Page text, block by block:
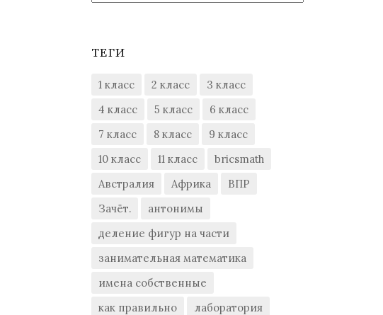
ТЕГИ
1 класс 2 класс
3 класс
4 класс
5 класс
6 класс
7 класс
8 класс
9 класс
10 класс
11 класс
bricsmath
Австралия
Африка
ВПР
Зачёт.
антонимы
деление фигур на части
занимательная математика
имена собственные
как правильно
лаборатория